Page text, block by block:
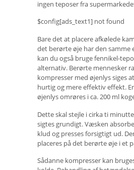
ingen teposer fra
$config[ads_text1] not found
Bare det at placere afkølede
det berørte øje har den samme
kan du også bruge fennikel-
alternativ. Berørte mennesker
kompresser med øjenlys siges
hurtig og mere effektiv effekt.
øjenlys omrøres i ca. 200 ml
Dette skal stejle i cirka ti
sigtes grundigt. Væsken
klud og presses forsigtigt ud.
placeres på det berørte øje i et
Sådanne kompresser kan